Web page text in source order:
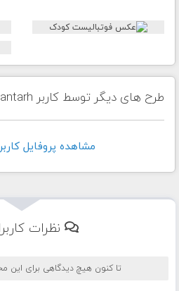
طرح های دیگر توسط کاربر mihantarh
مشاهده پروفايل کاربر mihantarh
نظرات
تا کنون هیچ دیدگاهی برای